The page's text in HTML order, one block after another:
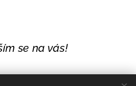
se na vás!